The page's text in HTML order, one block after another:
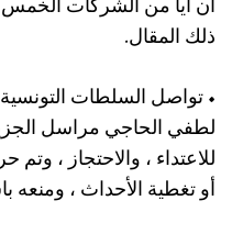
أن أيا من الشركات
ذلك المقال.
• تواصل السلطات
لطفي الحاجي مراسل
للاعتداء ، والاحتجاز ،
أو تغطية الأحداث ،